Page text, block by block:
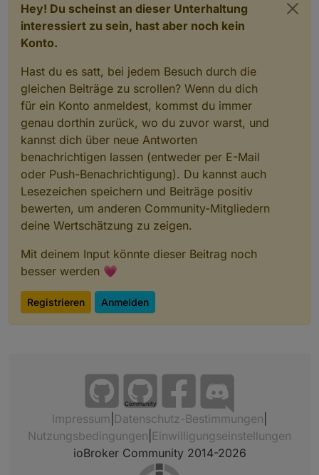
Hey! Du scheinst an dieser Unterhaltung
interessiert zu sein, hast aber noch kein
Konto.
Hast du es satt, bei jedem Besuch durch die
gleichen Beiträge zu scrollen? Wenn du dich
für ein Konto anmeldest, kommst du immer
genau dorthin zurück, wo du zuvor warst, und
kannst dich über neue Antworten
benachrichtigen lassen (entweder per E-Mail
oder Push-Benachrichtigung). Du kannst auch
Lesezeichen speichern und Beiträge positiv
bewerten, um anderen Community-Mitgliedern
deine Wertschätzung zu zeigen.
Mit deinem Input könnte dieser Beitrag noch
besser werden 💗
Registrieren Anmelden
Community
Impressum Datenschutz-Bestimmungen
Nutzungsbedingungen Einwilligungseinstellungen
ioBroker Community 2014-2026